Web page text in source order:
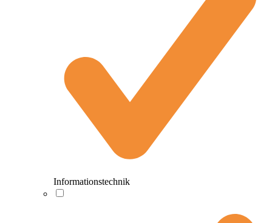
Informationstechnik